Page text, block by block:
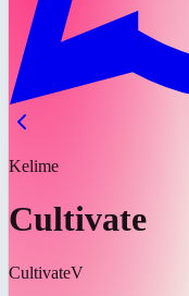
Kelime
Cultivate
CultivateV